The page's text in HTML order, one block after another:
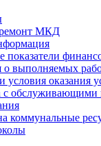
МКД
о выполняемых
условия оказания
с обслуживающими
коммунальные